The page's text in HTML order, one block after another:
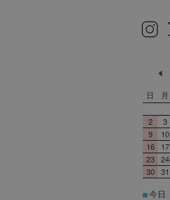
日 月
2
3
9
10
16
17
23 24
30 31
■今日